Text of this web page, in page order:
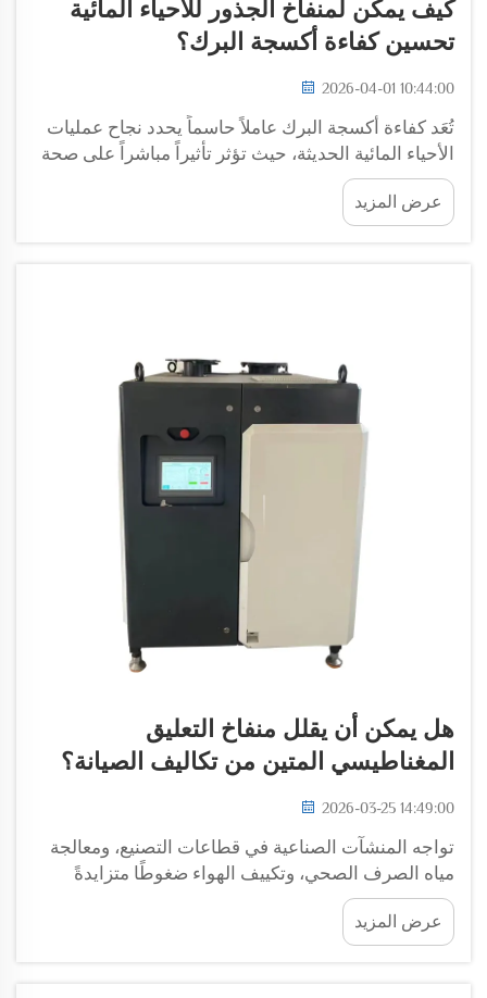
كيف يمكن لمنفاخ الجذور للأحياء المائية
تحسين كفاءة أكسجة البرك؟
2026-04-01 10:44:00
تُعَد كفاءة أكسجة البرك عاملاً حاسماً يحدد نجاح عمليات
الأحياء المائية الحديثة، حيث تؤثر تأثيراً مباشراً على صحة
الأسماك ومعدلات نموها والإنتاج الكلي. وأصبح دمج
معدات التهوية المتخصصة أمراً...
عرض المزيد
هل يمكن أن يقلل منفاخ التعليق
المغناطيسي المتين من تكاليف الصيانة؟
2026-03-25 14:49:00
تواجه المنشآت الصناعية في قطاعات التصنيع، ومعالجة
مياه الصرف الصحي، وتكييف الهواء ضغوطًا متزايدةً
لخفض النفقات التشغيلية مع الحفاظ على أداء موثوق في
معالجة الهواء. وتحتاج أنظمة المنافخ التقليدية التي تعتمد
على المحامل الميكانيكية إلى ...
عرض المزيد